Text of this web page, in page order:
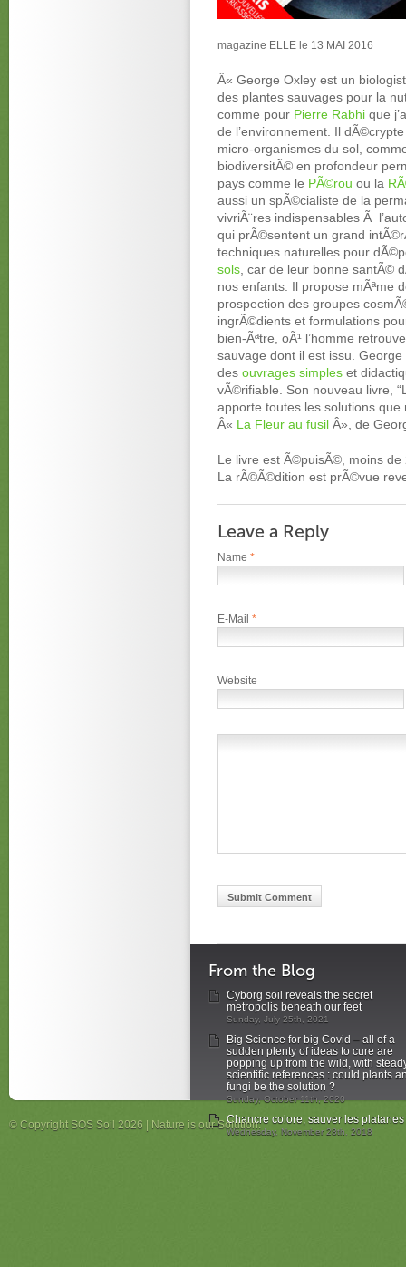
magazine ELLE le 13 MAI 2016
Â« George Oxley est un
des plantes sauvages pour la
comme pour Pierre Rabhi que
de l’environnement. Il
micro-organismes du sol,
biodiversitÃ© en profondeur
pays comme le PÃ©rou ou la
aussi un spÃ©cialiste de la
vivriÃ¨res indispensables Ã
qui prÃ©sentent un grand
techniques naturelles pour
sols , car de leur bonne santÃ©
nos enfants. Il propose mÃªme
prospection des groupes
ingrÃ©dients et formulations
bien-Ãªtre, oÃ¹ l’homme
sauvage dont il est issu.
des ouvrages simples et
vÃ©rifiable. Son nouveau livre,
apporte toutes les solutions
Â« La Fleur au fusil Â», de
Le livre est Ã©puisÃ©, moins de
La rÃ©Ã©dition est prÃ©vue
Leave a Reply
Name *
E-Mail *
Website
From the Blog
Cyborg soil reveals the secret
metropolis beneath our feet
Sunday, July 25th, 2021
Big Science for big Covid – all of a
sudden plenty of ideas to cure are
popping up from the wild, with
scientific references : could plants
fungi be the solution ?
Sunday, October 11th, 2020
Chancre colore, sauver les platanes
Wednesday, November 28th, 2018
© Copyright SOS Soil 2026 | Nature is our Solution.